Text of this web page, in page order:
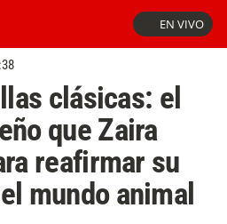
EN VIVO
clásicas: el
que Zaira
reafirmar su
mundo animal